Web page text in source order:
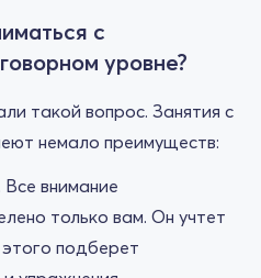
с
уровне?
такой вопрос. Занятия с
немало преимуществ:
внимание
только вам. Он учтет
подберет